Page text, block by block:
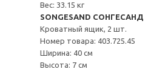
Вес: 33.15 кг
SONGESAND СОНГЕСАНД
Кроватный ящик, 2 шт.
Номер товара: 403.725.45
Ширина: 40 см
Высота: 7 см